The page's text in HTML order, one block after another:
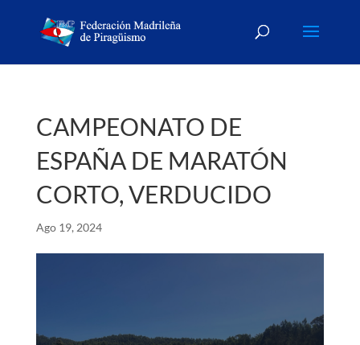
CAMPEONATO DE
ESPAÑA DE MARATÓN
CORTO, VERDUCIDO
Ago 19, 2024